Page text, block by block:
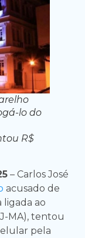
lo do
R$
– Carlos José
acusado de
ligada ao
MA), tentou
pela